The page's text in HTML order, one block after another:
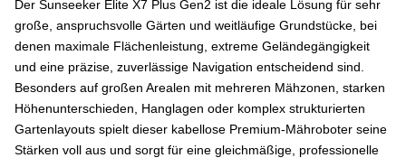
Der Sunseeker Elite X7 Plus Gen2 ist die ideale Lösung für sehr
große, anspruchsvolle Gärten und weitläufige Grundstücke, bei
denen maximale Flächenleistung, extreme Geländegängigkeit
und eine präzise, zuverlässige Navigation entscheidend sind.
Besonders auf großen Arealen mit mehreren Mähzonen, starken
Höhenunterschieden, Hanglagen oder komplex strukturierten
Gartenlayouts spielt dieser kabellose Premium-Mähroboter seine
Stärken voll aus und sorgt für eine gleichmäßige, professionelle